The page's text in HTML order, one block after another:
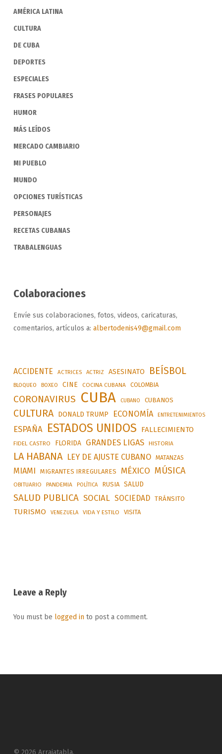
AMÉRICA LATINA
CULTURA
DE CUBA
DEPORTES
ESPECIALES
FRASES POPULARES
HUMOR
MÁS LEÍDOS
MERCADO CAMBIARIO
MI PUEBLO
MUNDO
OPCIONES TURÍSTICAS
PERSONAJES
RECETAS CUBANAS
TRABALENGUAS
Colaboraciones
Envíe sus colaboraciones, fotos, videos, caricaturas,
comentarios, artículos a: albertodenis49@gmail.com
ACCIDENTE ACTRICES ACTRIZ ASESINATO BEÍSBOL
BLOQUEO BOXEO CINE COCINA CUBANA COLOMBIA
CORONAVIRUS CUBA CUBANO CUBANOS
CULTURA DONALD TRUMP ECONOMÍA ENTRETENIMIENTOS
ESPAÑA ESTADOS UNIDOS FALLECIMIENTO
FIDEL CASTRO FLORIDA GRANDES LIGAS HISTORIA
LA HABANA LEY DE AJUSTE CUBANO MATANZAS
MIAMI MIGRANTES IRREGULARES MÉXICO MÚSICA
OBITUARIO PANDEMIA POLÍTICA RUSIA SALUD
SALUD PUBLICA SOCIAL SOCIEDAD TRÁNSITO
TURISMO VENEZUELA VIDA Y ESTILO VISITA
Leave a Reply
You must be logged into post a comment.